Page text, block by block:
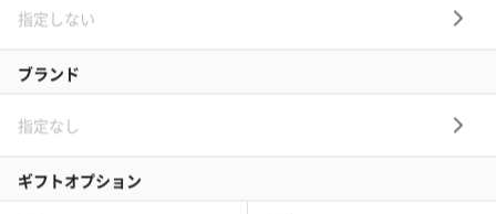
最適なギフトが見つかるwebサイトならではのサービスで探しやすさ満
点！シーンだけでなく、年代や関係性からも絞り込めるので、その人に
（2ページ目）部下女性に贈る新築祝いギフト（食
新築祝いに部下女性に贈る食品・スイーツのプレゼント一覧(1203